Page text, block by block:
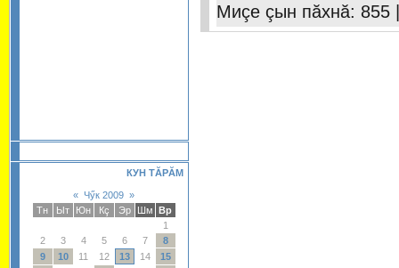
КУН ТĂРĂМ
« Чӳк 2009 »
Тн
Ыт Юн Кç Эр Шм
Вр
1
2
3 4 5 6 7
8
9
10 11 12 13 14
15
Миçе çын пăхнă: 855